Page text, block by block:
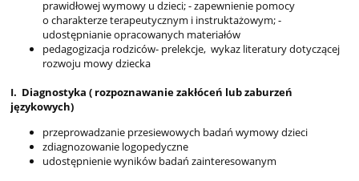
prawidłowej wymowy u dzieci; - zapewnienie pomocy
o charakterze terapeutycznym i instruktażowym; -
udostępnianie opracowanych materiałów
pedagogizacja rodziców- prelekcje, wykaz literatury dotyczącej
rozwoju mowy dziecka
I. Diagnostyka ( rozpoznawanie zakłóceń lub zaburzeń
językowych)
przeprowadzanie przesiewowych badań wymowy dzieci
zdiagnozowanie logopedyczne
udostępnienie wyników badań zainteresowanym